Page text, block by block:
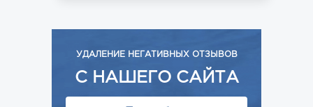
УДАЛЕНИЕ НЕГАТИВНЫХ ОТЗЫВОВ
С НАШЕГО САЙТА